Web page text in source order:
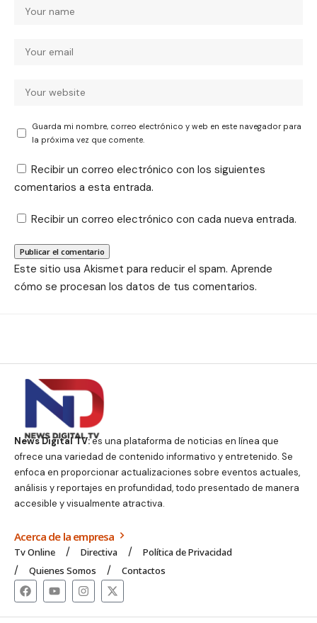
Guarda mi nombre, correo electrónico y web en este navegador para
la próxima vez que comente.
Recibir un correo electrónico con los siguientes
comentarios a esta entrada.
Recibir un correo electrónico con cada nueva entrada.
Este sitio usa Akismet para reducir el spam. Aprende
cómo se procesan los datos de tus comentarios.
News Digital TV:es una plataforma de noticias en línea que
ofrece una variedad de contenido informativo y entretenido. Se
enfoca en proporcionar actualizaciones sobre eventos actuales,
análisis y reportajes en profundidad, todo presentado de manera
accesible y visualmente atractiva.
Acerca de la empresa
Tv Online Directiva
Política de Privacidad
Quienes Somos
Contactos